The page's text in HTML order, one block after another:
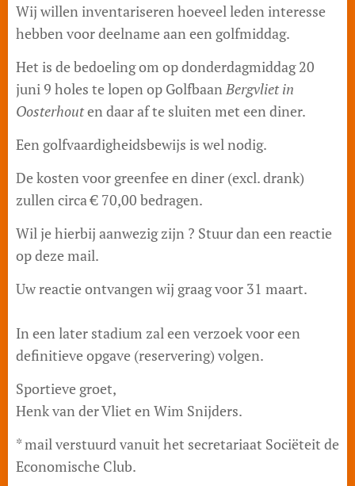
Wij willen inventariseren hoeveel leden interesse
hebben voor deelname aan een golfmiddag.
Het is de bedoeling om op donderdagmiddag 20
juni 9 holes te lopen op Golfbaan Bergvliet in
Oosterhouten daar af te sluiten met een diner.
Een golfvaardigheidsbewijs is wel nodig.
De kosten voor greenfee en diner (excl. drank)
zullen circa € 70,00 bedragen.
Wil je hierbij aanwezig zijn ? Stuur dan een reactie
op deze mail.
Uw reactie ontvangen wij graag voor 31 maart.
In een later stadium zal een verzoek voor een
definitieve opgave (reservering) volgen.
Sportieve groet,
Henk van der Vliet en Wim Snijders.
* mail verstuurd vanuit het secretariaat Sociëteit de
Economische Club.